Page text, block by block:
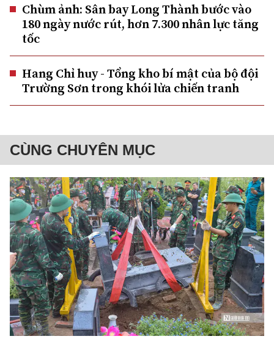
Chùm ảnh: Sân bay Long Thành bước vào
180 ngày nước rút, hơn 7.300 nhân lực tăng
tốc
Hang Chỉ huy - Tổng kho bí mật của bộ đội
Trường Sơn trong khói lửa chiến tranh
CÙNG CHUYÊN MỤC